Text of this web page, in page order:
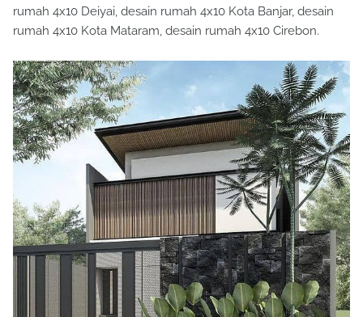
rumah 4x10 Deiyai, desain rumah 4x10 Kota Banjar, desain
rumah 4x10 Kota Mataram, desain rumah 4x10 Cirebon.